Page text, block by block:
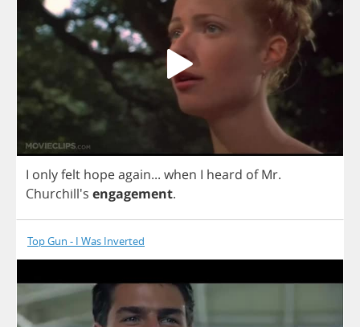
I onlyfelt hopeagain... when I heard of Mr.
Churchill's engagement.
Top Gun - I Was Inverted